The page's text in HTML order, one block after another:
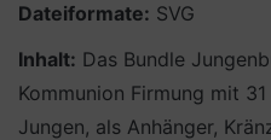
Dateiformate: SVG
Inhalt: Das Bundle
Kommunion Firmung mit
Jungen, als Anhänger,